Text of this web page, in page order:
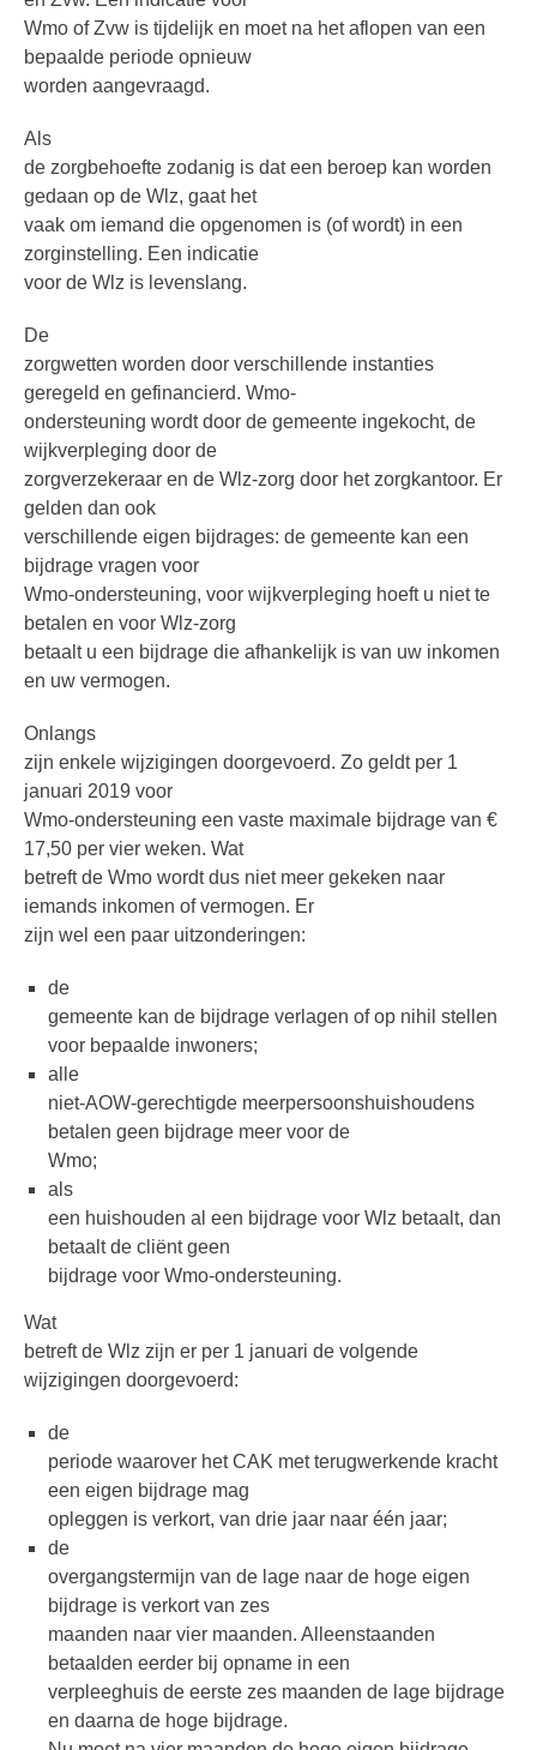
Wmo of Zvw is tijdelijk en moet na het aflopen van een
bepaalde periode opnieuw
worden aangevraagd.
Als
de zorgbehoefte zodanig is dat een beroep kan worden
gedaan op de Wlz, gaat het
vaak om iemand die opgenomen is (of wordt) in een
zorginstelling. Een indicatie
voor de Wlz is levenslang.
De
zorgwetten worden door verschillende instanties
geregeld en gefinancierd. Wmo-
ondersteuning wordt door de gemeente ingekocht, de
wijkverpleging door de
zorgverzekeraar en de Wlz-zorg door het zorgkantoor. Er
gelden dan ook
verschillende eigen bijdrages: de gemeente kan een
bijdrage vragen voor
Wmo-ondersteuning, voor wijkverpleging hoeft u niet te
betalen en voor Wlz-zorg
betaalt u een bijdrage die afhankelijk is van uw inkomen
en uw vermogen.
Onlangs
zijn enkele wijzigingen doorgevoerd. Zo geldt per 1
januari 2019 voor
Wmo-ondersteuning een vaste maximale bijdrage van €
17,50 per vier weken. Wat
betreft de Wmo wordt dus niet meer gekeken naar
iemands inkomen of vermogen. Er
zijn wel een paar uitzonderingen:
de
gemeente kan de bijdrage verlagen of op nihil stellen
voor bepaalde inwoners;
alle
niet-AOW-gerechtigde meerpersoonshuishoudens
betalen geen bijdrage meer voor de
Wmo;
als
een huishouden al een bijdrage voor Wlz betaalt, dan
betaalt de cliënt geen
bijdrage voor Wmo-ondersteuning.
Wat
betreft de Wlz zijn er per 1 januari de volgende
wijzigingen doorgevoerd:
de
periode waarover het CAK met terugwerkende kracht
een eigen bijdrage mag
opleggen is verkort, van drie jaar naar één jaar;
de
overgangstermijn van de lage naar de hoge eigen
bijdrage is verkort van zes
maanden naar vier maanden. Alleenstaanden
betaalden eerder bij opname in een
verpleeghuis de eerste zes maanden de lage bijdrage
en daarna de hoge bijdrage.